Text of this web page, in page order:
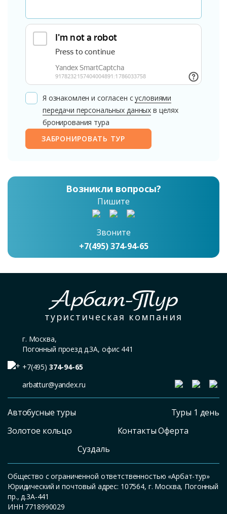
Я ознакомлен и согласен сусловиями
передачи персональных данных в целях
бронирования тура
ЗАБРОНИРОВАТЬ ТУР
Возникли вопросы?
Пишите
Звоните
+7(495) 374-94-65
Арбат-Тур
туристическая компания
г. Москва,
Погонный проезд д.3А, офис 441
+7(495) 374-94-65
arbattur@yandex.ru
Автобусные туры
Золотое кольцо
Суздаль
Туры 1 день
Контакты Оферта
Общество с ограниченной ответственностью «Арбат-тур»
Юридический и почтовый адрес: 107564, г. Москва, Погонный
пр., д.3А-441
ИНН 7718990029